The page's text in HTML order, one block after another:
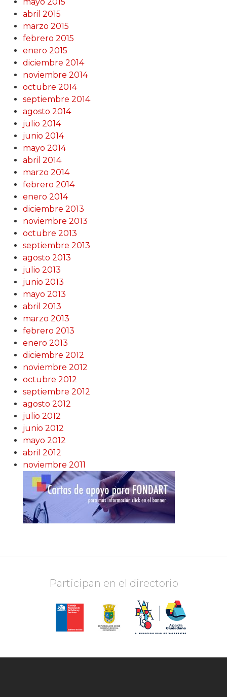
mayo 2015
abril 2015
marzo 2015
febrero 2015
enero 2015
diciembre 2014
noviembre 2014
octubre 2014
septiembre 2014
agosto 2014
julio 2014
junio 2014
mayo 2014
abril 2014
marzo 2014
febrero 2014
enero 2014
diciembre 2013
noviembre 2013
octubre 2013
septiembre 2013
agosto 2013
julio 2013
junio 2013
mayo 2013
abril 2013
marzo 2013
febrero 2013
enero 2013
diciembre 2012
noviembre 2012
octubre 2012
septiembre 2012
agosto 2012
julio 2012
junio 2012
mayo 2012
abril 2012
noviembre 2011
Participan en el directorio